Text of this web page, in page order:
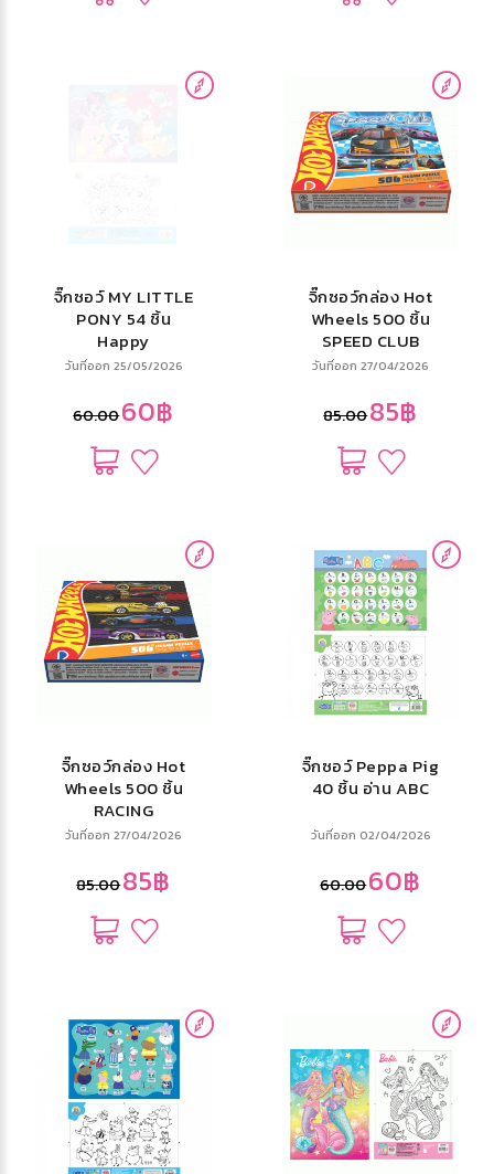
จิ๊กซอว์ MY LITTLE
PONY 54 ชิ้น
Happy
วันที่ออก 25/05/2026
60.0060฿
จิ๊กซอว์กล่อง Hot
Wheels 500 ชิ้น
SPEED CLUB
วันที่ออก 27/04/2026
85.0085฿
จิ๊กซอว์กล่อง Hot
Wheels 500 ชิ้น
RACING
วันที่ออก 27/04/2026
85.0085฿
จิ๊กซอว์ Peppa Pig
40 ชิ้น อ่าน ABC
วันที่ออก 02/04/2026
60.0060฿